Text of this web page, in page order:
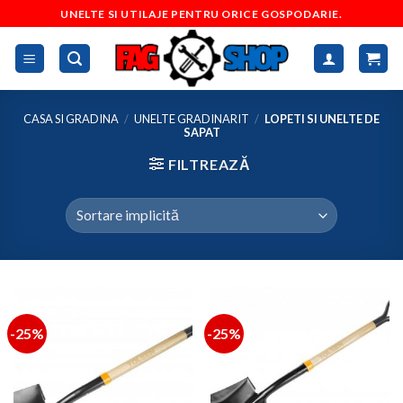
to
content
UNELTE SI UTILAJE PENTRU ORICE GOSPODARIE.
CASA SI GRADINA / UNELTE GRADINARIT / LOPETI SI UNELTE DE
SAPAT
FILTREAZĂ
-25% -25%